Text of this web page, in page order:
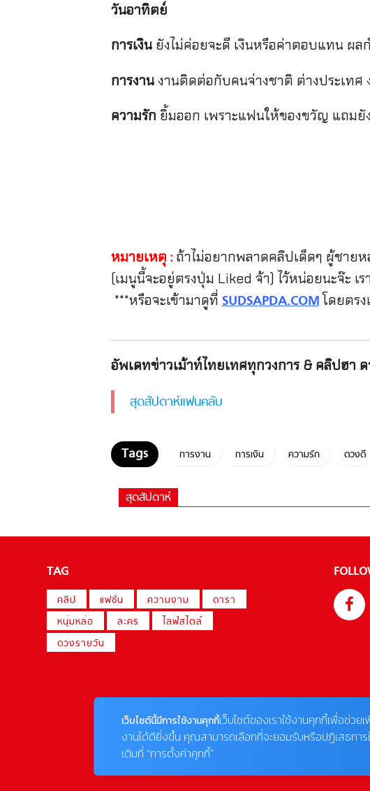
วันอาทิตย์
การเงิน ยังไม่ค่อยจะดี เงินหรือค่าตอบแทน ผล
การงาน งานติดต่อกับคนจ่างชาติ ต่างประเทศ
ความรัก ยิ้มออก เพราะแฟนให้ของขวัญ แถมยั
หมายเหตุ : ถ้าไม่อยากพลาดคลิปเด็ดๆ ผู้ชาย
(เมนูนี้จะอยู่ตรงปุ่ม Liked จ้า) ไว้หน่อยนะจ๊ะ เ
***หรือจะเข้ามาดูที่ SUDSAPDA.COMโดยตรง
อัพเดทข่าวเม้าท์ไทยเทศทุกวงการ & คลิปฮา
สุดสัปดาห์แฟนคลับ
การงาน การเงิน ความรัก ดวงดี
สุดสัปดาห์
TAG
คลิป แฟชั่น ความงาม
ดารา
หนุ่มหล่อ
ละคร
ไลฟ์สไตล์
ดวงรายวัน
เว็บไซต์นี้มีการใช้งานคุกกี้เว็บไซต์ของเราใช้งานคุกกี้เพื่อช่วย
งานได้ดียิ่งขึ้น คุณสามารถเลือกที่จะยอมรับหรือปฏิเสธการ
เติมที่ “การตั้งค่าคุกกี้”